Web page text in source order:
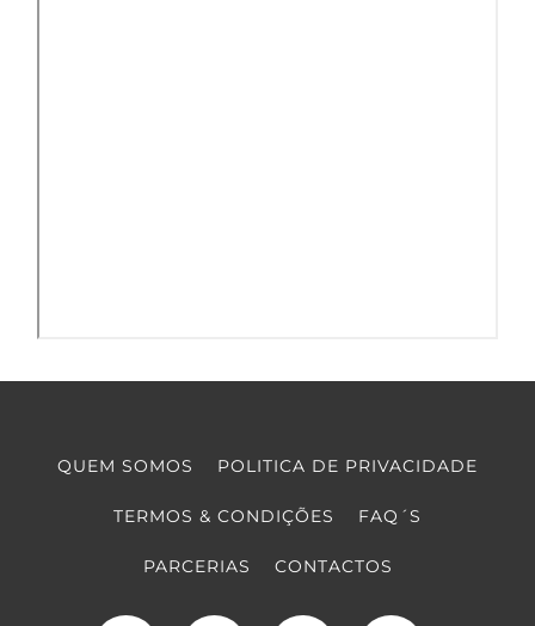
QUEM SOMOS POLITICA DE PRIVACIDADE
TERMOS & CONDIÇÕES FAQ´S
PARCERIAS CONTACTOS